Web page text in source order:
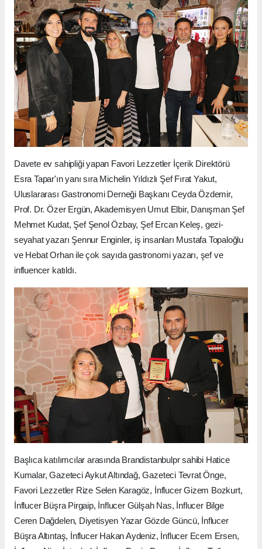
Davete ev sahipliği yapan Favori Lezzetler İçerik Direktörü
Esra Tapar'ın yanı sıra Michelin Yıldızlı Şef Fırat Yakut,
Uluslararası Gastronomi Derneği Başkanı Ceyda Özdemir,
Prof. Dr. Özer Ergün, Akademisyen Umut Elbir, Danışman Şef
Mehmet Kudat, Şef Şenol Özbay, Şef Ercan Keleş, gezi-
seyahat yazarı Şennur Enginler, iş insanları Mustafa Topaloğlu
ve Hebat Orhan ile çok sayıda gastronomi yazarı, şef ve
influencer katıldı.
Başlıca katılımcılar arasında Brandistanbulpr sahibi Hatice
Kumalar, Gazeteci Aykut Altındağ, Gazeteci Tevrat Önge,
Favori Lezzetler Rize Selen Karagöz, İnflucer Gizem Bozkurt,
İnflucer Büşra Pirgaip, İnflucer Gülşah Nas, İnflucer Bilge
Ceren Dağdelen, Diyetisyen Yazar Gözde Güncü, İnflucer
Büşra Altıntaş, İnflucer Hakan Aydeniz, İnflucer Ecem Ersen,